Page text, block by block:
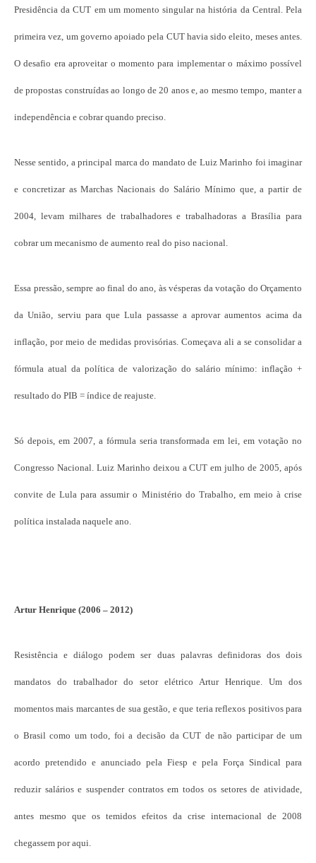
Presidência da CUT em um momento singular na história da Central. Pela
primeira vez, um governo apoiado pela CUT havia sido eleito, meses antes.
O desafio era aproveitar o momento para implementar o máximo possível
de propostas construídas ao longo de 20 anos e, ao mesmo tempo, manter a
independência e cobrar quando preciso.
Nesse sentido, a principal marca do mandato de Luiz Marinho foi imaginar
e concretizar as Marchas Nacionais do Salário Mínimo que, a partir de
2004, levam milhares de trabalhadores e trabalhadoras a Brasília para
cobrar um mecanismo de aumento real do piso nacional.
Essa pressão, sempre ao final do ano, às vésperas da votação do Orçamento
da União, serviu para que Lula passasse a aprovar aumentos acima da
inflação, por meio de medidas provisórias. Começava ali a se consolidar a
fórmula atual da política de valorização do salário mínimo: inflação +
resultado do PIB = índice de reajuste.
Só depois, em 2007, a fórmula seria transformada em lei, em votação no
Congresso Nacional. Luiz Marinho deixou a CUT em julho de 2005, após
convite de Lula para assumir o Ministério do Trabalho, em meio à crise
política instalada naquele ano.
Artur Henrique (2006 – 2012)
Resistência e diálogo podem ser duas palavras definidoras dos dois
mandatos do trabalhador do setor elétrico Artur Henrique. Um dos
momentos mais marcantes de sua gestão, e que teria reflexos positivos para
o Brasil como um todo, foi a decisão da CUT de não participar de um
acordo pretendido e anunciado pela Fiesp e pela Força Sindical para
reduzir salários e suspender contratos em todos os setores de atividade,
antes mesmo que os temidos efeitos da crise internacional de 2008
chegassem por aqui.